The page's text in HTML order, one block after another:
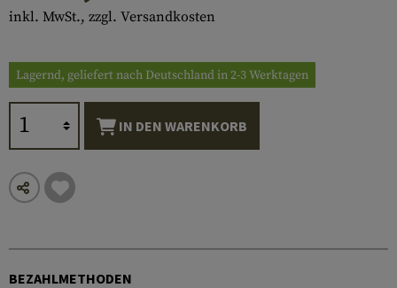
inkl. MwSt., zzgl. Versandkosten
Lagernd, geliefert nach Deutschland in 2-3 Werktagen
IN DEN WARENKORB
BEZAHLMETHODEN